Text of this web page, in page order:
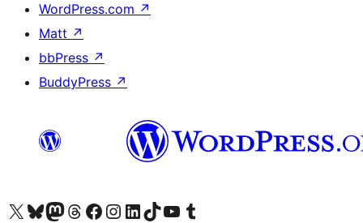
WordPress.com ↗
Matt ↗
bbPress ↗
BuddyPress ↗
Visit our X (formerly Twitter) account
Apsilankykite mūsų Bluesky paskyroje
Visit our Mastodon account
Apsilankykite mūsų Threads paskyroje
Visit our Facebook page
Visit our Instagram account
Visit our LinkedIn account
Apsilankykite mūsų TikTok paskyroje
Visit our YouTube channel
Apsilankykite mūsų Tumblr paskyroje